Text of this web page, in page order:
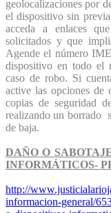
geolocalizaciones por
el dispositivo sin
acceda a enlaces
solicitados y que
Agende el número
dispositivo en todo el
caso de robo. Si
active las opciones de
copias de seguridad
realizando un borrado
de baja.
DAÑO O
INFORMÁTICOS-
http://
informacion-general/